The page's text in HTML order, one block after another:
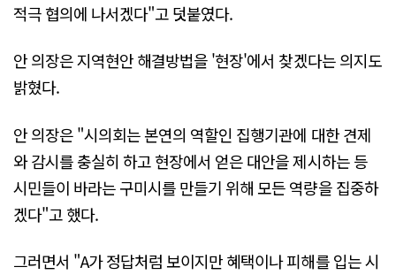
적극 협의에 나서겠다"고 덧붙였다.
안 의장은 지역현안 해결방법을 '현장'에서 찾겠다는 의지도
밝혔다.
안 의장은 "시의회는 본연의 역할인 집행기관에 대한 견제
와 감시를 충실히 하고 현장에서 얻은 대안을 제시하는 등
시민들이 바라는 구미시를 만들기 위해 모든 역량을 집중하
겠다"고 했다.
그러면서 "A가 정답처럼 보이지만 혜택이나 피해를 입는 시